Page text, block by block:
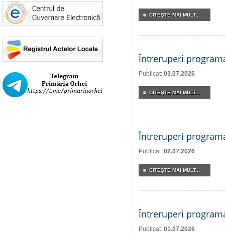
CITEŞTE MAI MULT...
Întreruperi
Publicat: 03.07.2026
CITEŞTE MAI MULT...
Întreruperi
Publicat: 02.07.2026
CITEŞTE MAI MULT...
Întreruperi
Publicat: 01.07.2026